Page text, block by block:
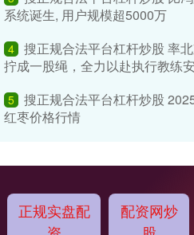
系统诞生, 用户规模超5000万
4 搜正规合法平台杠杆炒股 率
拧成一股绳，全力以赴执行教练
5 搜正规合法平台杠杆炒股
红枣价格行情
正规实盘配
配资网炒